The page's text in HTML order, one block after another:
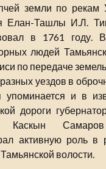
земли по
Елан-Ташлы И.Л.
в 1761 году.
людей
по передаче
уездов в
и в
дороги
Каскын
активную роль
волости.